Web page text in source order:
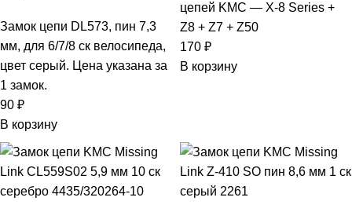
Замок цепи DL573, пин 7,3
мм, для 6/7/8 ск велосипеда,
цвет серый. Цена указана за
1 замок.
90 ₽
В корзину
цепей KMC — X-8 Series +
Z8 + Z7 + Z50
170 ₽
В корзину